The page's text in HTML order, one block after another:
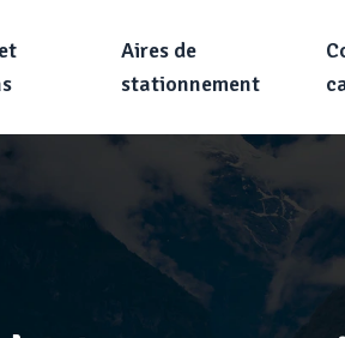
Aires de
stationnement